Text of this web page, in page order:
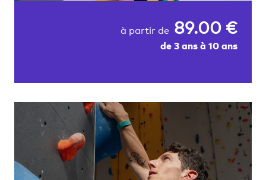
à partir de 89.00 €
de 3 ans à 10 ans